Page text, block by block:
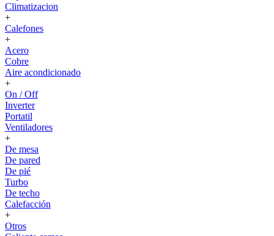
Climatizacion
+
Calefones
+
Acero
Cobre
Aire acondicionado
+
On / Off
Inverter
Portatil
Ventiladores
+
De mesa
De pared
De pié
Turbo
De techo
Calefacción
+
Otros